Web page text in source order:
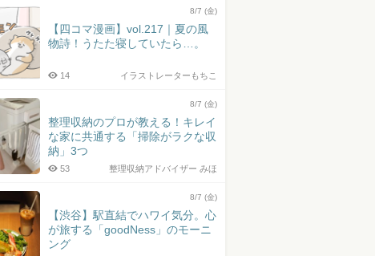
8/7 (金)
【四コマ漫画】vol.217｜夏の風
物詩！うたた寝していたら…。
イラストレーターもちこ
14
8/7 (金)
整理収納のプロが教える！キレイ
な家に共通する「掃除がラクな収
納」3つ
整理収納アドバイザー みほ
53
8/7 (金)
【渋谷】駅直結でハワイ気分。心
が旅する「goodNess」のモーニ
ング